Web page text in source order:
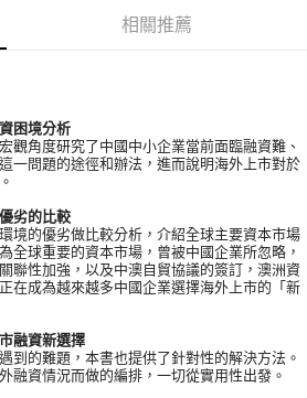
相關推薦
困境分析
角度研究了中國中小企業當前面臨融資難、
一問題的途徑和辦法，進而說明海外上市對於
劣的比較
的優劣做比較分析，介紹全球主要資本市場
全球重要的資本市場，曾被中國企業所忽略，
聯性加強，以及中澳自貿協議的簽訂，澳洲資
在成為越來越多中國企業選擇海外上市的「新
融資新選擇
的難題，本書也提供了針對性的解決方法。
融資情況而做的編排，一切從實用性出發。